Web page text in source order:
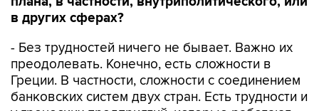
в других сферах?
- Без трудностей ничего не бывает. Важно их
преодолевать. Конечно, есть сложности в
Греции. В частности, сложности с соединением
банковских систем двух стран. Есть трудности и